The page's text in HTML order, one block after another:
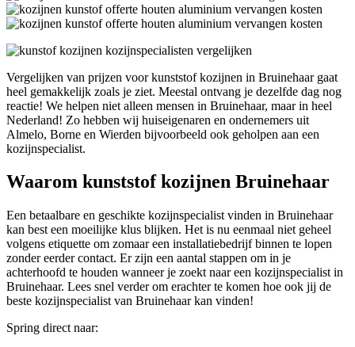
Vergelijken van prijzen voor kunststof kozijnen in Bruinehaar gaat
heel gemakkelijk zoals je ziet. Meestal ontvang je dezelfde dag nog
reactie! We helpen niet alleen mensen in Bruinehaar, maar in heel
Nederland! Zo hebben wij huiseigenaren en ondernemers uit
Almelo, Borne en Wierden bijvoorbeeld ook geholpen aan een
kozijnspecialist.
Waarom kunststof kozijnen Bruinehaar
Een betaalbare en geschikte kozijnspecialist vinden in Bruinehaar
kan best een moeilijke klus blijken. Het is nu eenmaal niet geheel
volgens etiquette om zomaar een installatiebedrijf binnen te lopen
zonder eerder contact. Er zijn een aantal stappen om in je
achterhoofd te houden wanneer je zoekt naar een kozijnspecialist in
Bruinehaar. Lees snel verder om erachter te komen hoe ook jij de
beste kozijnspecialist van Bruinehaar kan vinden!
Spring direct naar: